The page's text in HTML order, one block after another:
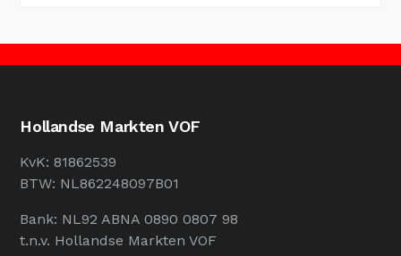
Hollandse Markten VOF
KvK: 81862539
BTW: NL862248097B01
Bank: NL92 ABNA 0890 0807 98
t.n.v. Hollandse Markten VOF